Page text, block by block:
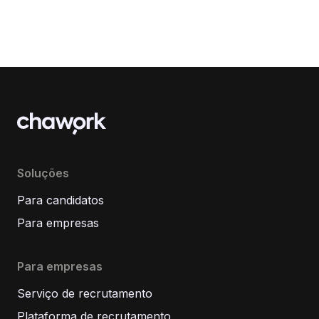
Soluções
Para candidatos
Para empresas
Para empresas
Serviço de recrutamento